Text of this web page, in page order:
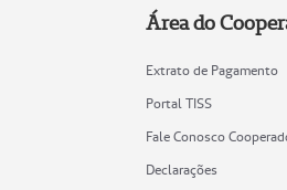
Área do
Extrato de Pagamento
Portal TISS
Fale Conosco
Declarações